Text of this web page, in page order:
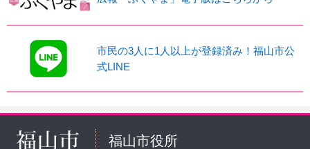
市民の3人に1人以上が登録済み！福山市公
式LINE
福山市役所